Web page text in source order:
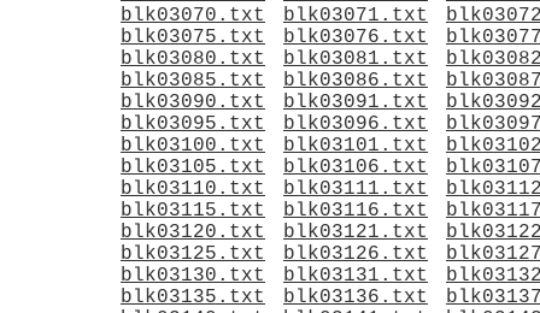
blk03070.txt
blk03071.txt
blk03075.txt
blk03076.txt
blk03080.txt
blk03081.txt
blk03085.txt
blk03086.txt
blk03090.txt
blk03091.txt
blk03095.txt
blk03096.txt
blk03100.txt
blk03101.txt
blk03105.txt
blk03106.txt
blk03110.txt
blk03111.txt
blk03115.txt
blk03116.txt
blk03120.txt
blk03121.txt
blk03125.txt
blk03126.txt
blk03130.txt
blk03131.txt
blk03135.txt
blk03136.txt